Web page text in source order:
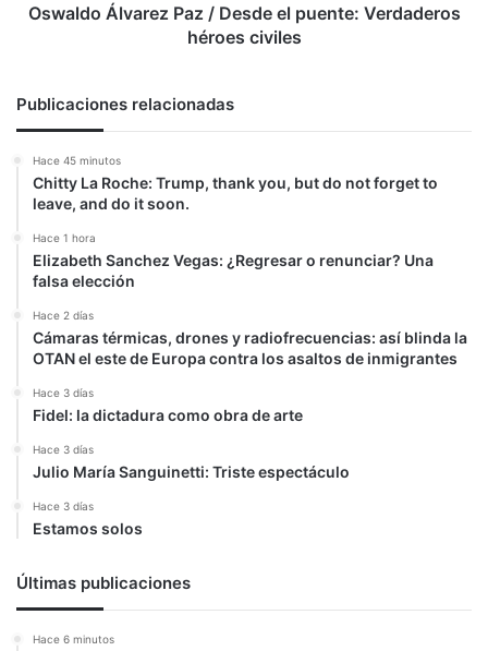
civiles
Oswaldo Álvarez Paz / Desde el puente: Verdaderos
héroes civiles
Publicaciones relacionadas
Hace 45 minutos
Chitty La Roche: Trump, thank you, but do not forget to
leave, and do it soon.
Hace 1 hora
Elizabeth Sanchez Vegas: ¿Regresar o renunciar? Una
falsa elección
Hace 2 días
Cámaras térmicas, drones y radiofrecuencias: así blinda la
OTAN el este de Europa contra los asaltos de inmigrantes
Hace 3 días
Fidel: la dictadura como obra de arte
Hace 3 días
Julio María Sanguinetti: Triste espectáculo
Hace 3 días
Estamos solos
Últimas publicaciones
Hace 6 minutos